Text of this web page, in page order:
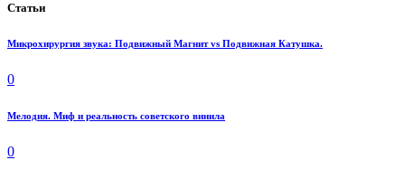
Статьи
Микрохирургия звука: Подвижный Магнит vs Подвижная Катушка.
0
Мелодия. Миф и реальность советского винила
0